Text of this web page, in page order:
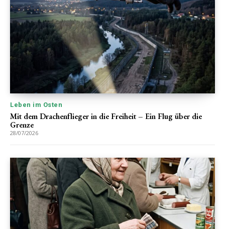
Leben im Osten
Mit dem Drachenflieger in die Freiheit – Ein Flug über die
Grenze
28/07/2026